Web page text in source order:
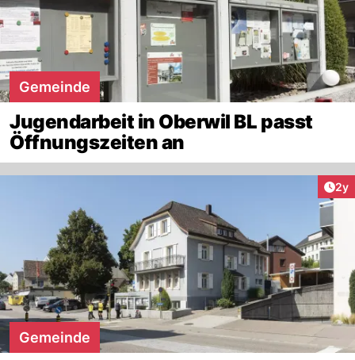
Gemeinde
Jugendarbeit in Oberwil BL passt
Öffnungszeiten an
2y
Gemeinde